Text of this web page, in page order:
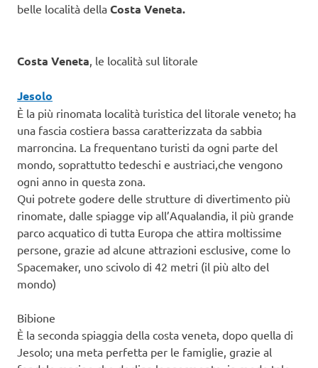
belle località della Costa Veneta.
Costa Veneta, le località sul litorale
Jesolo
È la più rinomata località turistica del litorale veneto; ha
una fascia costiera bassa caratterizzata da sabbia
marroncina. La frequentano turisti da ogni parte del
mondo, soprattutto tedeschi e austriaci,che vengono
ogni anno in questa zona.
Qui potrete godere delle strutture di divertimento più
rinomate, dalle spiagge vip all’Aqualandia, il più grande
parco acquatico di tutta Europa che attira moltissime
persone, grazie ad alcune attrazioni esclusive, come lo
Spacemaker, uno scivolo di 42 metri (il più alto del
mondo)
Bibione
È la seconda spiaggia della costa veneta, dopo quella di
Jesolo; una meta perfetta per le famiglie, grazie al